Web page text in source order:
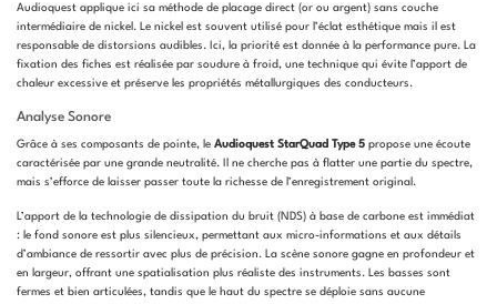
Audioquest applique ici sa méthode de placage direct (or ou argent) sans couche
intermédiaire de nickel. Le nickel est souvent utilisé pour l’éclat esthétique mais il est
responsable de distorsions audibles. Ici, la priorité est donnée à la performance pure. La
fixation des fiches est réalisée par soudure à froid, une technique qui évite l’apport de
chaleur excessive et préserve les propriétés métallurgiques des conducteurs.
Analyse Sonore
Grâce à ses composants de pointe, le Audioquest StarQuad Type 5 propose une écoute
caractérisée par une grande neutralité. Il ne cherche pas à flatter une partie du spectre,
mais s’efforce de laisser passer toute la richesse de l’enregistrement original.
L’apport de la technologie de dissipation du bruit (NDS) à base de carbone est immédiat
: le fond sonore est plus silencieux, permettant aux micro-informations et aux détails
d’ambiance de ressortir avec plus de précision. La scène sonore gagne en profondeur et
en largeur, offrant une spatialisation plus réaliste des instruments. Les basses sont
fermes et bien articulées, tandis que le haut du spectre se déploie sans aucune